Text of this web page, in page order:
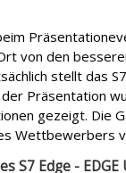
von den
stellt das
Präsentation
gezeigt. Die
Wettbewerbers
S7 Edge - EDGE